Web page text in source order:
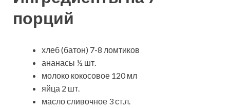
порций
хлеб (батон) 7-8 ломтиков
ананасы ½ шт.
молоко кокосовое 120 мл
яйца 2 шт.
масло сливочное 3 ст.л.